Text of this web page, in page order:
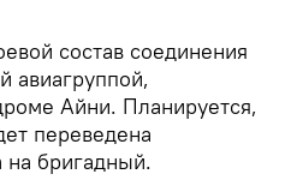
состав соединения
авиагруппой,
Айни. Планируется,
переведена
на бригадный.